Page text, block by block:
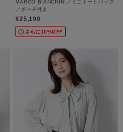
MARCO BIANCHINI／ミニトートバッグ
／ポーチ付き
¥25,190
さらに10%OFF